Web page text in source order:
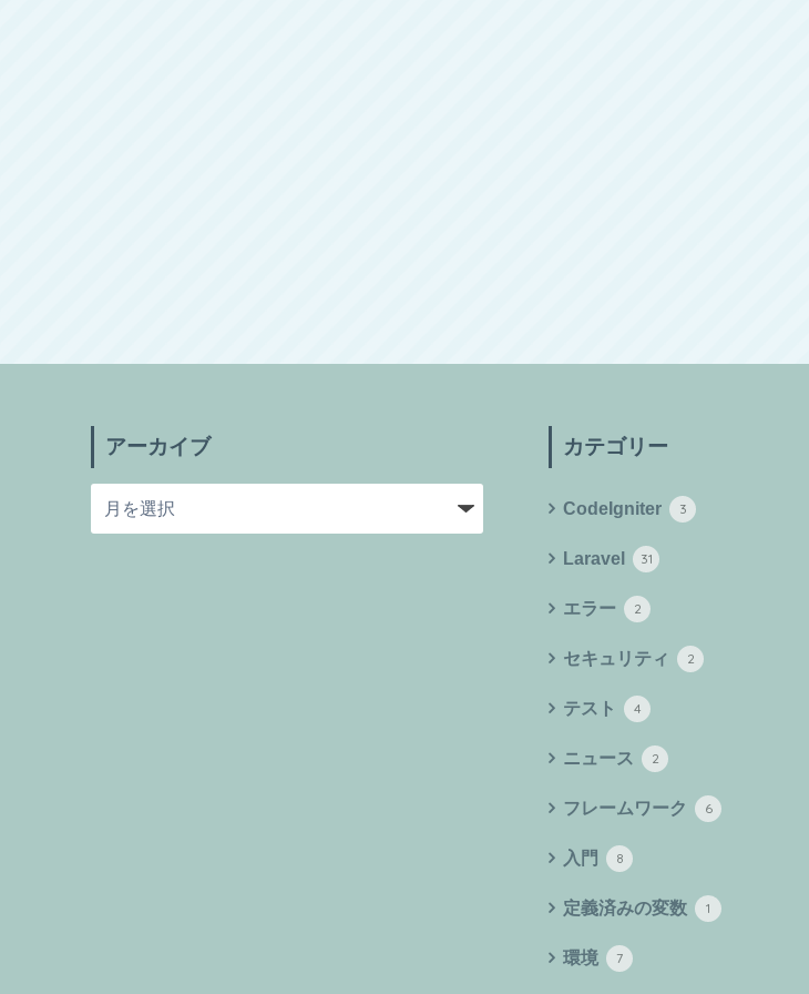
アーカイブ カテゴリー
CodeIgniter 3
Laravel 31
エラー 2
セキュリティ 2
テスト 4
ニュース 2
フレームワーク 6
入門 8
定義済みの変数 1
環境 7